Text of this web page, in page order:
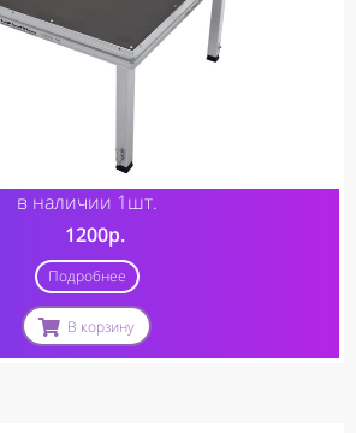
в наличии 1шт.
1200р.
Подробнее
В корзину